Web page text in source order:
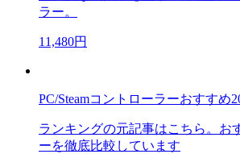
ラー。
11,480円
PC/Steamコントローラーおすすめ
ランキングの元記事はこちら。お
ーを徹底比較しています